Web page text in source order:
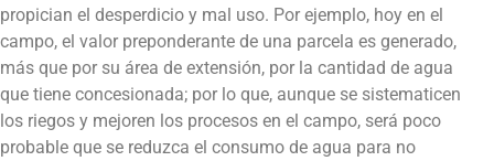
propician el desperdicio y mal uso. Por ejemplo, hoy en el
campo, el valor preponderante de una parcela es generado,
más que por su área de extensión, por la cantidad de agua
que tiene concesionada; por lo que, aunque se sistematicen
los riegos y mejoren los procesos en el campo, será poco
probable que se reduzca el consumo de agua para no